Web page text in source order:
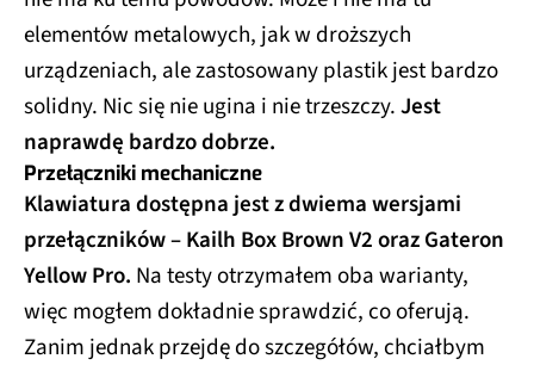
elementów metalowych, jak w droższych
urządzeniach, ale zastosowany plastik jest bardzo
solidny. Nic się nie ugina i nie trzeszczy.Jest
naprawdę bardzo dobrze.
Przełączniki mechaniczne
Klawiatura dostępna jest z dwiema wersjami
przełączników – Kailh Box Brown V2 oraz Gateron
Yellow Pro. Na testy otrzymałem oba warianty,
więc mogłem dokładnie sprawdzić, co oferują.
Zanim jednak przejdę do szczegółów, chciałbym